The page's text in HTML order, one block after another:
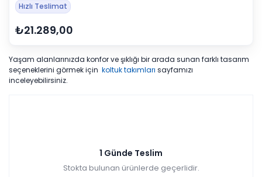
Hızlı Teslimat
₺21.289,00
Yaşam alanlarınızda konfor ve şıklığı bir arada sunan farklı tasarım
seçeneklerini görmek için koltuk takımları sayfamızı
inceleyebilirsiniz.
1 Günde Teslim
Stokta bulunan ürünlerde geçerlidir.